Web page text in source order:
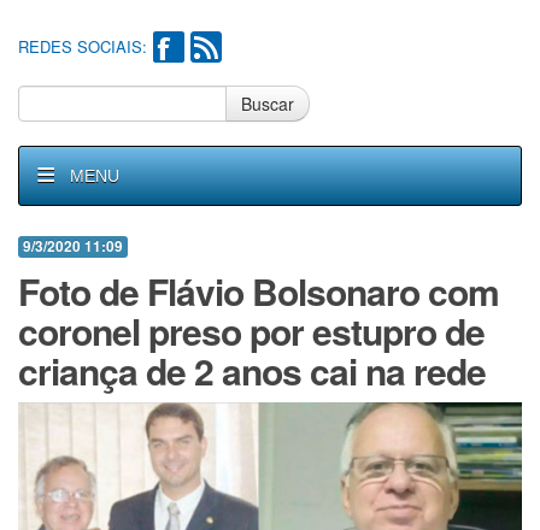
REDES SOCIAIS:
Buscar
MENU
9/3/2020 11:09
Foto de Flávio Bolsonaro com
coronel preso por estupro de
criança de 2 anos cai na rede